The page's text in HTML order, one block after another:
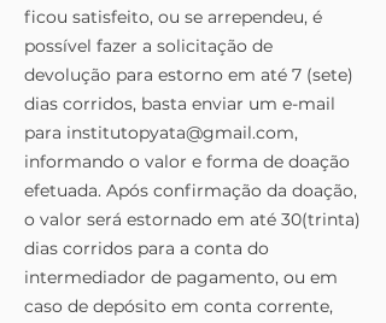
ficou satisfeito, ou se arrependeu, é
possível fazer a solicitação de
devolução para estorno em até 7 (sete)
dias corridos, basta enviar um e-mail
para institutopyata@gmail.com,
informando o valor e forma de doação
efetuada. Após confirmação da doação,
o valor será estornado em até 30(trinta)
dias corridos para a conta do
intermediador de pagamento, ou em
caso de depósito em conta corrente,